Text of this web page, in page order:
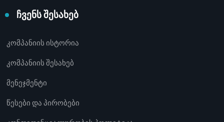
ჩვენს შესახებ
კომპანიის ისტორია
კომპანიის შესახებ
მენეჯმენტი
წესები და პირობები